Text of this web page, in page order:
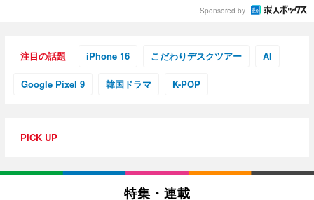
Sponsored by
注目の話題 iPhone 16 こだわりデスクツアー AI
Google Pixel 9 韓国ドラマ K-POP
PICK UP
特集・連載